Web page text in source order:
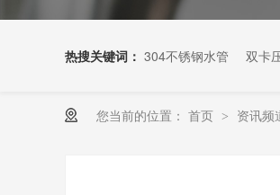
热搜关键词： 304不锈钢水管 双卡
您当前的位置： 首页 > 资讯频